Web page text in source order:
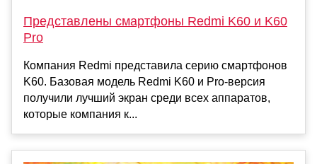
Представлены смартфоны Redmi K60 и K60
Pro
Компания Redmi представила серию смартфонов
K60. Базовая модель Redmi K60 и Pro-версия
получили лучший экран среди всех аппаратов,
которые компания к...